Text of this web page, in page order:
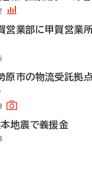
営業部に甲賀営業
原市の物流受託拠
本地震で義援金